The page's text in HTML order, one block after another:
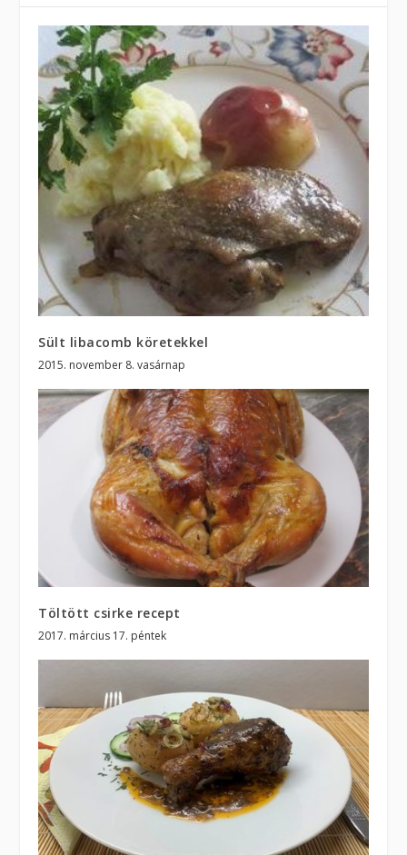
Sült libacomb köretekkel
2015. november 8. vasárnap
Töltött csirke recept
2017. március 17. péntek